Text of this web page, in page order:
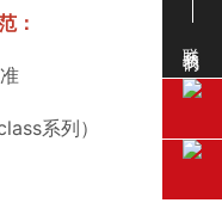
：
系列）